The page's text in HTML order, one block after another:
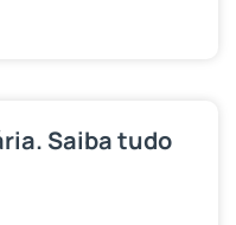
Saiba tudo